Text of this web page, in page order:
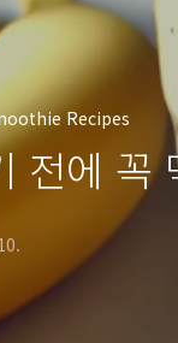
Recipes
전에 꼭